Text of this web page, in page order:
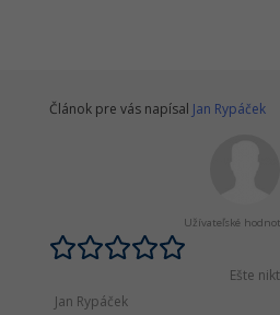
Článok pre vás napísal Jan Rypáček
Užívateľské
Ešte
Jan Rypáček